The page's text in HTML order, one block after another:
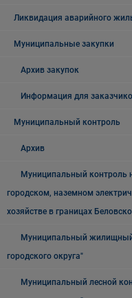
Ликвидация аварийного
Муниципальные закупки
Архив закупок
Информация для
Муниципальный контроль
Архив
Муниципальный контроль
городском, наземном
хозяйстве в границах
Муниципальный жилищный
городского округа"
Муниципальный лесной